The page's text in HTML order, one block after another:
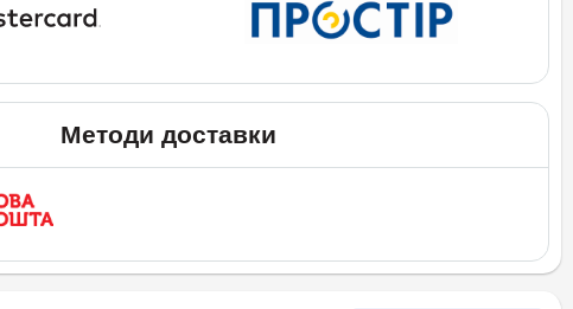
Методи доставки